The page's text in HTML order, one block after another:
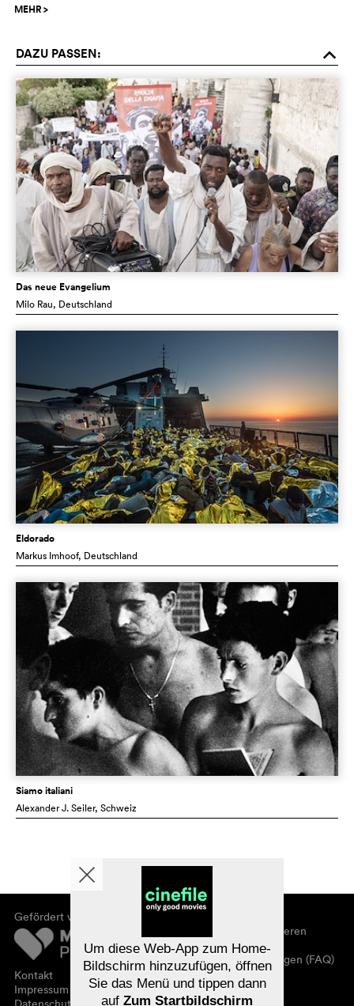
MEHR>
DAZU PASSEN: o
Das neue Evangelium
Milo Rau, Deutschland
Eldorado
Markus Imhoof, Deutschland
Siamo italiani
Alexander J. Seiler, Schweiz
Gefördert von
Kontakt
Impressum
Registrieren/abonnieren
Newsletter
Häufig gestellte Fragen (FAQ)
Gutscheine
Um diese Web-App zum Home-
Bildschirm hinzuzufügen, öffnen
Sie das Menü und tippen dann
auf Zum Startbildschirm